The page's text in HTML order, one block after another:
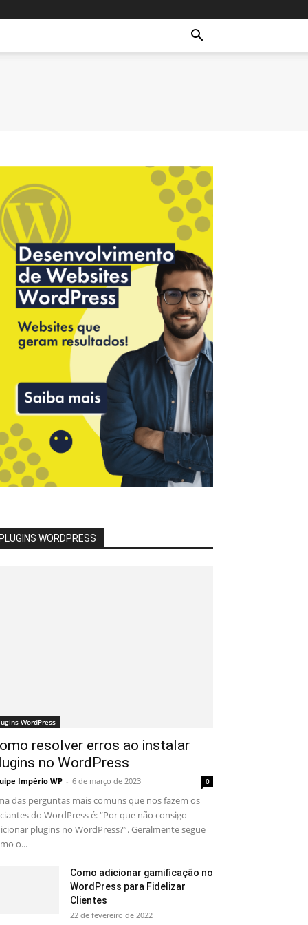
WORDPRESS
WordPress
resolver erros ao instalar
no WordPress
Império WP - 6 de março de 2023 0
das perguntas mais comuns que nos fazem os
do WordPress é: “Por que não consigo
plugins no WordPress?”. Geralmente segue
o...
Como adicionar gamificação no
WordPress para Fidelizar
Clientes
22 de fevereiro de 2022